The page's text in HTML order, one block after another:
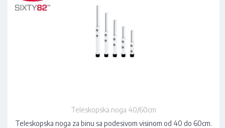
Teleskopska noga 40/60cm
Teleskopska noga za binu sa podesivom visinom od 40 do 60cm.